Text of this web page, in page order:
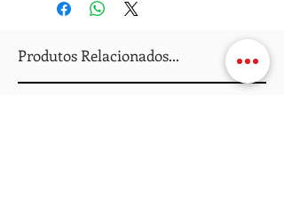
Produtos Relacionados...